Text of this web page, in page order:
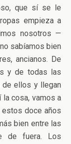
que sí se le
empieza a
nosotros —
sabíamos bien
ancianos. De
y de todas las
de ellos y llegan
la cosa, vamos a
estos doce años
bien entre las
de fuera. Los